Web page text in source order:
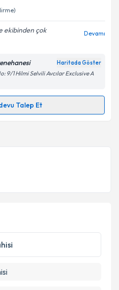
ilişkinAydınlatma
kabul ediyorum.
ekibinden çok
Devamı
Haritada Göster
9/1 Hilmi Selvili Avcılar Exclusive A
Talep Et
e-posta ile bilgilendireceğiz.
ilişkinAydınlatma
kişisel verilerimin belirtilen
kabul ediyorum.